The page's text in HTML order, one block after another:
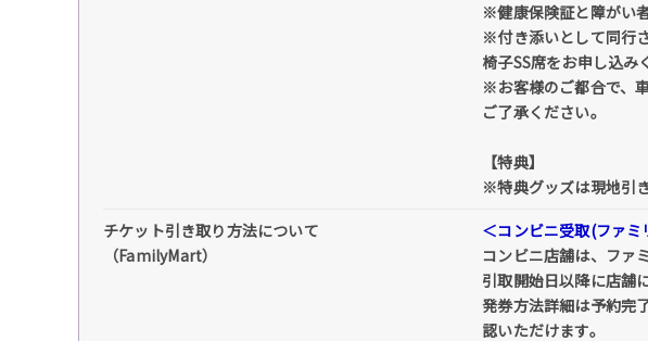
※健康保険証と障がい
※付き添いとして同行
椅子SS席をお申し込み
※お客様のご都合で、
ご了承ください。
【特典】
※特典グッズは現地引
チケット引き取り方法について
（FamilyMart）
＜コンビニ受取(ファミ
コンビニ店舗は、ファ
引取開始日以降に店舗
発券方法詳細は予約完
認いただけます。